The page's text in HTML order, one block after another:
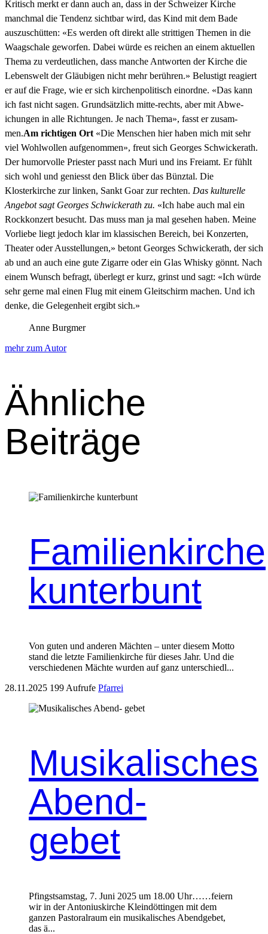
Kri­tisch merkt er dann auch an, dass in der Schweiz­er Kirche
manch­mal die Ten­denz sicht­bar wird, das Kind mit dem Bade
auszuschüt­ten: «Es wer­den oft direkt alle strit­ti­gen The­men in die
Waagschale gewor­fen. Dabei würde es reichen an einem aktuellen
The­ma zu verdeut­lichen, dass manche Antworten der Kirche die
Lebenswelt der Gläu­bi­gen nicht mehr berühren.» Belustigt reagiert
er auf die Frage, wie er sich kirchen­poli­tisch einordne. «Das kann
ich fast nicht sagen. Grund­sät­zlich mitte-rechts, aber mit Abwe­
ichun­gen in alle Rich­tun­gen. Je nach The­ma», fasst er zusam­
men.Am richti­gen Ort «Die Men­schen hier haben mich mit sehr
viel Wohlwollen aufgenom­men», freut sich Georges Schwick­erath.
Der humor­volle Priester passt nach Muri und ins Freiamt. Er fühlt
sich wohl und geniesst den Blick über das Bünz­tal. Die
Klosterkirche zur linken, Sankt Goar zur recht­en. Das kul­turelle
Ange­bot sagt Georges Schwick­erath zu. «Ich habe auch mal ein
Rock­konz­ert besucht. Das muss man ja mal gese­hen haben. Meine
Vor­liebe liegt jedoch klar im klas­sis­chen Bere­ich, bei Konz­erten,
The­ater oder Ausstel­lun­gen,» betont Georges Schwick­erath, der sich
ab und an auch eine gute Zigarre oder ein Glas Whisky gön­nt. Nach
einem Wun­sch befragt, über­legt er kurz, grinst und sagt: «Ich würde
sehr gerne mal einen Flug mit einem Gleitschirm machen. Und ich
denke, die Gele­gen­heit ergibt sich.»
Anne Burgmer
mehr zum Autor
Ähnliche
Beiträge
Familienkirche
kunterbunt
Von guten und anderen Mächt­en – unter diesem Mot­to
stand die let­zte Fam­i­lienkirche für dieses Jahr. Und die
ver­schiede­nen Mächte wur­den auf ganz unter­schiedl...
28.11.2025 199 Aufrufe Pfarrei
Musikalisches
Abend-
gebet
Pfin­gst­sam­stag, 7. Juni 2025 um 18.00 Uhr……feiern
wir in der Anto­niuskirche Kleindöt­tin­gen mit dem
ganzen Pas­toral­raum ein musikalis­ches Abendge­bet,
das ä...